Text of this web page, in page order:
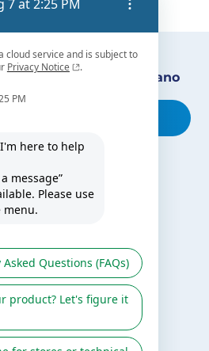
distribuidor más cercano
INTERESAR
blog de Gre
de postventa
Gre / Zodiac